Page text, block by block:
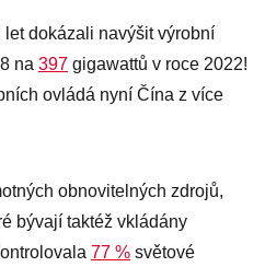
dokázali navýšit výrobní
na 397 gigawattů v roce 2022!
ovládá nyní Čína z více
obnovitelných zdrojů,
bývají taktéž vkládány
77 % světové